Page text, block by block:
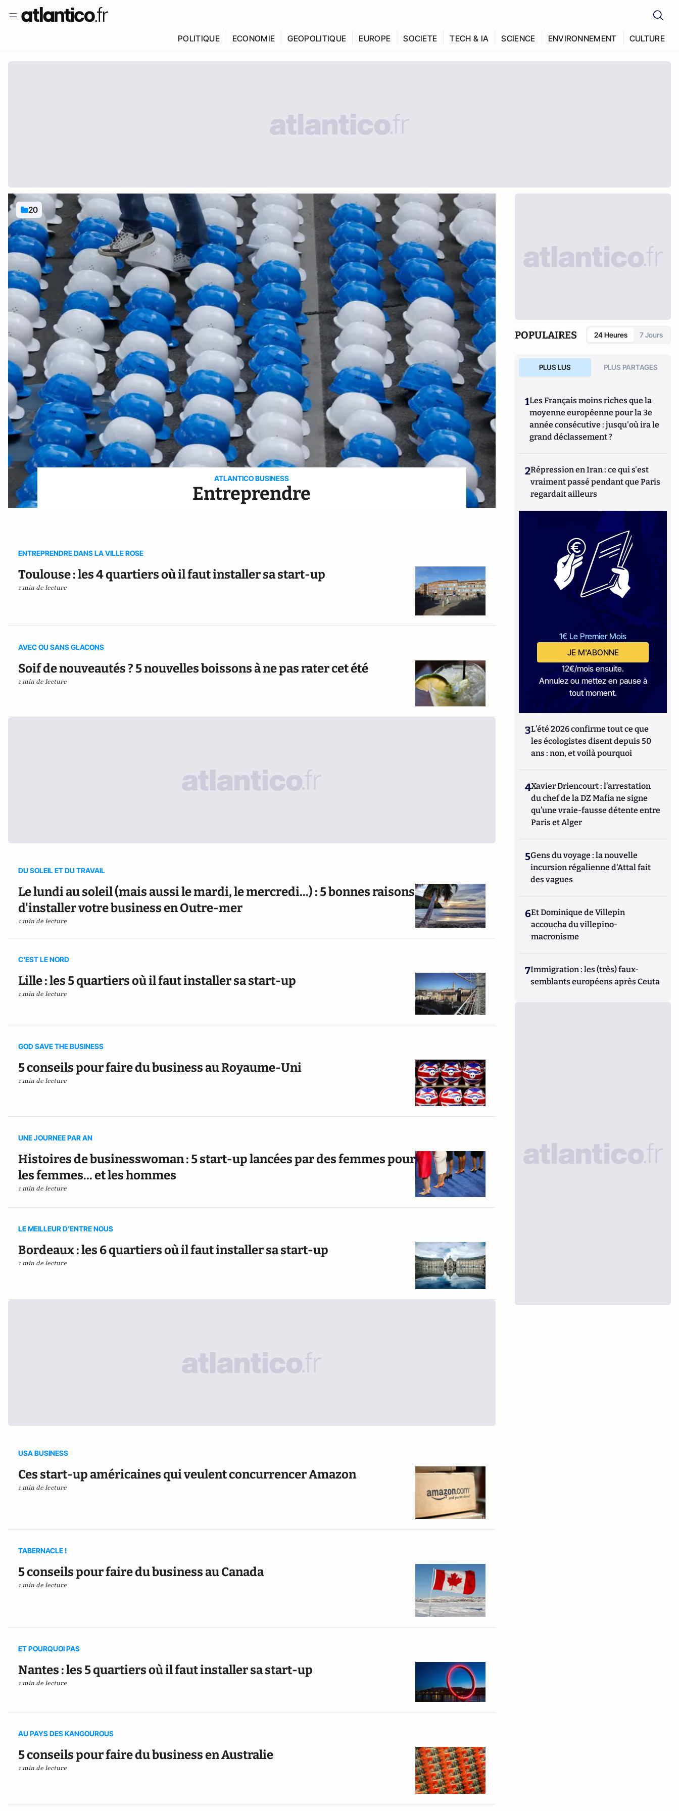
POLITIQUE ECONOMIE GEOPOLITIQUE EUROPE SOCIETE TECH & IA SCIENCE ENVIRONNEMENT CULTURE
20
ATLANTICO BUSINESS
Entreprendre
ENTREPRENDRE DANS LA VILLE ROSE
Toulouse : les 4 quartiers où il faut installer sa start-up
1 min de lecture
AVEC OU SANS GLACONS
Soif de nouveautés ? 5 nouvelles boissons à ne pas rater cet été
1 min de lecture
DU SOLEIL ET DU TRAVAIL
Le lundi au soleil (mais aussi le mardi, le mercredi...) : 5 bonnes raisons
d'installer votre business en Outre-mer
1 min de lecture
C'EST LE NORD
Lille : les 5 quartiers où il faut installer sa start-up
1 min de lecture
GOD SAVE THE BUSINESS
5 conseils pour faire du business au Royaume-Uni
1 min de lecture
UNE JOURNEE PAR AN
Histoires de businesswoman : 5 start-up lancées par des femmes pour
les femmes... et les hommes
1 min de lecture
LE MEILLEUR D'ENTRE NOUS
Bordeaux : les 6 quartiers où il faut installer sa start-up
1 min de lecture
USA BUSINESS
Ces start-up américaines qui veulent concurrencer Amazon
1 min de lecture
TABERNACLE !
5 conseils pour faire du business au Canada
1 min de lecture
ET POURQUOI PAS
Nantes : les 5 quartiers où il faut installer sa start-up
1 min de lecture
AU PAYS DES KANGOUROUS
5 conseils pour faire du business en Australie
1 min de lecture
POPULAIRES 24 Heures 7 Jours
PLUS LUS PLUS PARTAGES
1Les Français moins riches que la
moyenne européenne pour la 3e
année consécutive : jusqu'où ira le
grand déclassement ?
2Répression en Iran : ce qui s'est
vraiment passé pendant que Paris
regardait ailleurs
1€ Le Premier Mois
JE M'ABONNE
12€/mois ensuite.
Annulez ou mettez en pause à
tout moment.
3L’été 2026 confirme tout ce que
les écologistes disent depuis 50
ans : non, et voilà pourquoi
4Xavier Driencourt : l’arrestation
du chef de la DZ Mafia ne signe
qu’une vraie-fausse détente entre
Paris et Alger
5Gens du voyage : la nouvelle
incursion régalienne d'Attal fait
des vagues
6Et Dominique de Villepin
accoucha du villepino-
macronisme
7Immigration : les (très) faux-
semblants européens après Ceuta